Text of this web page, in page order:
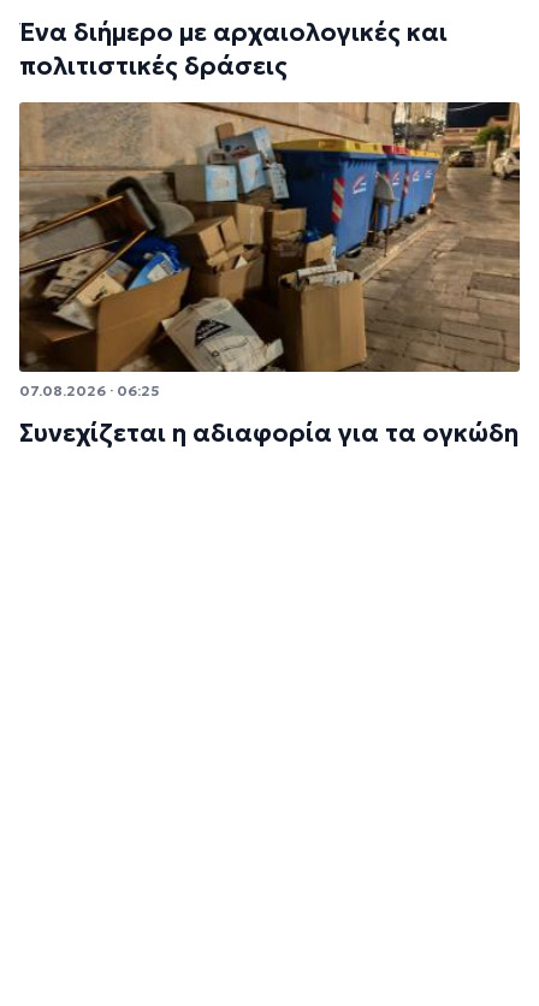
Ένα διήμερο με αρχαιολογικές και
πολιτιστικές δράσεις
07.08.2026 · 06:25
Συνεχίζεται η αδιαφορία για τα ογκώδη